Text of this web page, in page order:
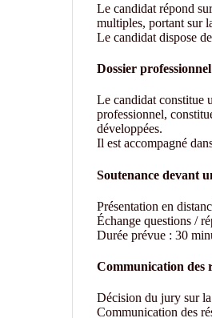
Le candidat répond
multiples, portant sur
Le candidat dispose
Dossier
Le candidat constitue
professionnel,
développées.
Il est accompagné
Soutenance devant
Présentation en
Échange questions /
Durée prévue : 30
Communication des
Décision du jury sur la
Communication des